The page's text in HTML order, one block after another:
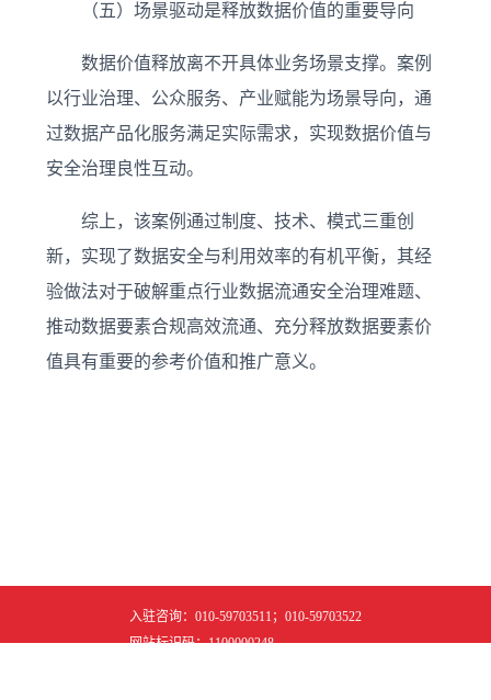
（五）场景驱动是释放数据价值的重要导向
数据价值释放离不开具体业务场景支撑。案例
以行业治理、公众服务、产业赋能为场景导向，通
过数据产品化服务满足实际需求，实现数据价值与
安全治理良性互动。
综上，该案例通过制度、技术、模式三重创
新，实现了数据安全与利用效率的有机平衡，其经
验做法对于破解重点行业数据流通安全治理难题、
推动数据要素合规高效流通、充分释放数据要素价
值具有重要的参考价值和推广意义。
入驻咨询：010-59703511；010-59703522
网站标识码：1100000248